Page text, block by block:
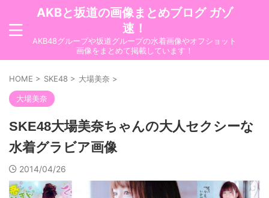
AKBと坂道の画像まとめブログ ガゾ
速！
AKB48グループや坂道グループの水着画像やオフショット
画像をまとめて掲載しています！
HOME > SKE48 > 大場美奈 >
大場美奈
SKE48大場美奈ちゃんの大人セクシーな
水着グラビア画像
2014/04/26